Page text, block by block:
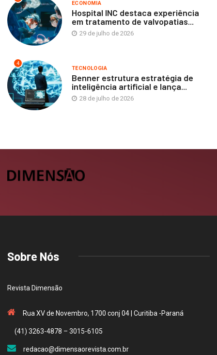
ECONOMIA
Hospital INC destaca experiência
em tratamento de valvopatias...
29 de julho de 2026
4
TECNOLOGIA
Benner estrutura estratégia de
inteligência artificial e lança...
28 de julho de 2026
Sobre Nós
Revista Dimensão
Rua XV de Novembro, 1700 conj 04 | Curitiba -Paraná
(41) 3263-4878 – 3015-6105
redacao@dimensaorevista.com.br